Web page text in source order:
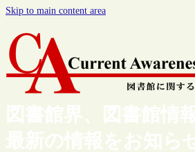
Skip to main content area
図書館界、図書館情
最新の情報をお知ら